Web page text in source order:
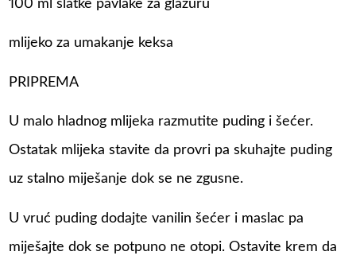
100 ml slatke pavlake za glazuru
mlijeko za umakanje keksa
PRIPREMA
U malo hladnog mlijeka razmutite puding i šećer.
Ostatak mlijeka stavite da provri pa skuhajte puding
uz stalno miješanje dok se ne zgusne.
U vruć puding dodajte vanilin šećer i maslac pa
miješajte dok se potpuno ne otopi. Ostavite krem da